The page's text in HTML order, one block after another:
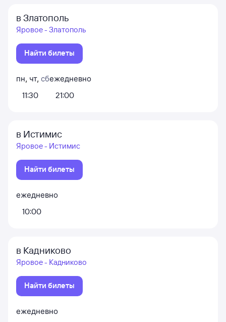
в Златополь
Яровое - Златополь
Найти билеты
пн, чт, сб
11:30
ежедневно
21:00
в Истимис
Яровое - Истимис
Найти билеты
ежедневно
10:00
в Кадниково
Яровое - Кадниково
Найти билеты
ежедневно